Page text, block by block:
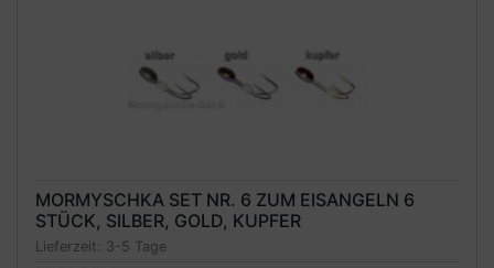
MORMYSCHKA SET NR. 6 ZUM EISANGELN 6
STÜCK, SILBER, GOLD, KUPFER
Lieferzeit: 3-5 Tage